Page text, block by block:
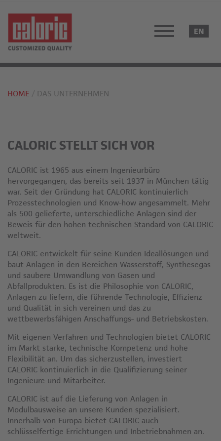
HOME DAS UNTERNEHMEN
CALORIC STELLT SICH VOR
CALORIC ist 1965 aus einem Ingenieurbüro
hervorgegangen, das bereits seit 1937 in München tätig
war. Seit der Gründung hat CALORIC kontinuierlich
Prozesstechnologien und Know-how angesammelt. Mehr
als 500 gelieferte, unterschiedliche Anlagen sind der
Beweis für den hohen technischen Standard von CALORIC
weltweit.
CALORIC entwickelt für seine Kunden Ideallösungen und
baut Anlagen in den Bereichen Wasserstoff, Synthesegas
und saubere Umwandlung von Gasen und
Abfallprodukten. Es ist die Philosophie von CALORIC,
Anlagen zu liefern, die führende Technologie, Effizienz
und Qualität in sich vereinen und das zu
wettbewerbsfähigen Anschaffungs- und Betriebskosten.
Mit eigenen Verfahren und Technologien bietet CALORIC
im Markt starke, technische Kompetenz und hohe
Flexibilität an. Um das sicherzustellen, investiert
CALORIC kontinuierlich in die Qualifizierung seiner
Ingenieure und Mitarbeiter.
CALORIC ist auf die Lieferung von Anlagen in
Modulbausweise an unsere Kunden spezialisiert.
Innerhalb von Europa bietet CALORIC auch
schlüsselfertige Errichtungen und Inbetriebnahmen an.